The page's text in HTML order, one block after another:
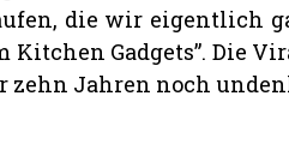
die wir eigentlich
Kitchen Gadgets”. Die
Jahren noch